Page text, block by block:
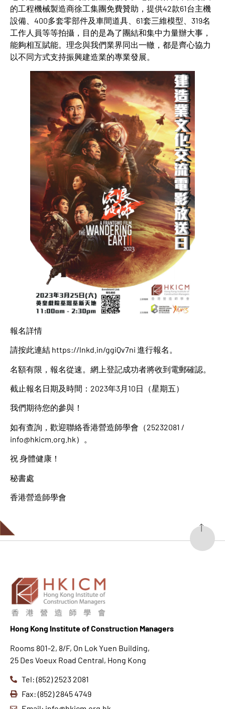
的工程機械製造商徐工集團免費贊助，提供42款61台主機
設備、400多套零部件及車間道具、61套三維模型、319名
工作人員等等拍攝，目的是為了團結和集中力量辦大事，
能夠相互賦能。理念與我們業界同出一轍，都是齊心協力
以不同方式支持振興建造業的專業發展。
報名詳情
請按此連結 https://lnkd.in/ggiQv7ni 進行報名。
名額有限，報名從速。網上登記成功者將收到電郵確認。
截止報名日期及時間：2023年3月10日（星期五）
我們期待您的參與！
如有查詢，歡迎聯絡香港營造師學會（25232081 /
info@hkicm.org.hk）。
祝 身體健康！
秘書處
香港營造師學會
Hong Kong Institute of Construction Managers
Rooms 801-2, 8/F, On Lok Yuen Building,
25 Des Voeux Road Central, Hong Kong
Tel: (852) 2523 2081
Fax: (852) 2845 4749